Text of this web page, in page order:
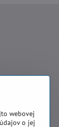
webovej
o jej